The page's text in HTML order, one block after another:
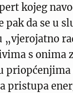
kojeg
da se u
„vjerojatno
s onima
priopćenjima
pristupa